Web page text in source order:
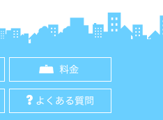
ご依頼の流れ